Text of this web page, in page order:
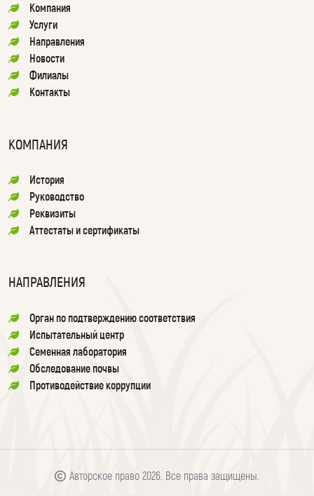
Компания
Услуги
Направления
Новости
Филиалы
Контакты
КОМПАНИЯ
История
Руководство
Реквизиты
Аттестаты и сертификаты
НАПРАВЛЕНИЯ
Орган по подтверждению соответствия
Испытательный центр
Семенная лаборатория
Обследование почвы
Противодействие коррупции
Авторское право 2026. Все права защищены.